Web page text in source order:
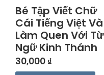
Bé Tập Viết Chữ
Cái Tiếng Việt Và
Làm Quen Với Từ
Ngữ Kinh Thánh
30,000 ₫